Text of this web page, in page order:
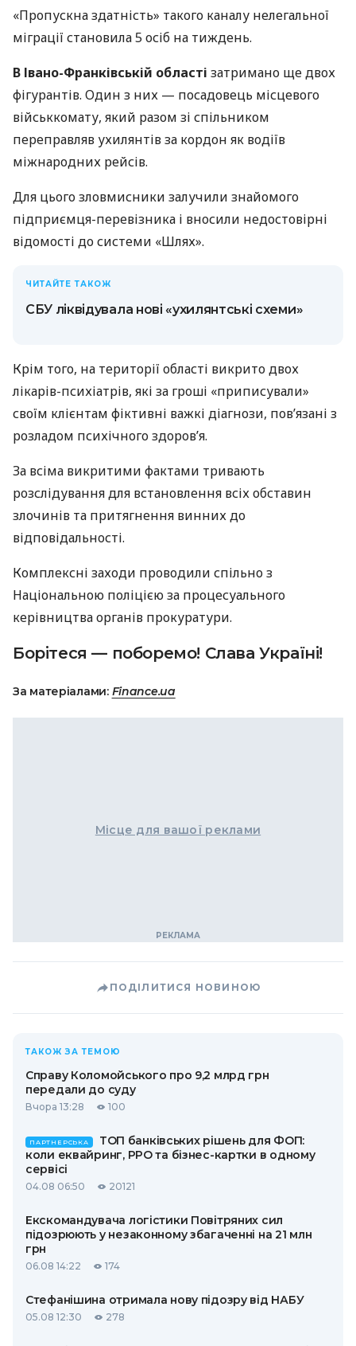
«Пропускна здатність» такого каналу нелегальної
міграції становила 5 осіб на тиждень.
В Івано-Франківській області затримано ще двох
фігурантів. Один з них — посадовець місцевого
військкомату, який разом зі спільником
переправляв ухилянтів за кордон як водіїв
міжнародних рейсів.
Для цього зловмисники залучили знайомого
підприємця-перевізника і вносили недостовірні
відомості до системи «Шлях».
ЧИТАЙТЕ ТАКОЖ
СБУ ліквідувала нові «ухилянтські схеми»
Крім того, на території області викрито двох
лікарів-психіатрів, які за гроші «приписували»
своїм клієнтам фіктивні важкі діагнози, пов’язані з
розладом психічного здоров’я.
За всіма викритими фактами тривають
розслідування для встановлення всіх обставин
злочинів та притягнення винних до
відповідальності.
Комплексні заходи проводили спільно з
Національною поліцією за процесуального
керівництва органів прокуратури.
Борітеся — поборемо! Слава Україні!
За матеріалами: Finance.ua
Місце для вашої реклами
ПОДІЛИТИСЯ НОВИНОЮ
ТАКОЖ ЗА ТЕМОЮ
Справу Коломойського про 9,2 млрд грн
передали до суду
Вчора 13:28 100
ПАРТНЕРСЬКА
ТОП банківських рішень для ФОП:
коли еквайринг, РРО та бізнес-картки в одному
сервісі
04.08 06:50 20121
Екскомандувача логістики Повітряних сил
підозрюють у незаконному збагаченні на 21 млн
грн
06.08 14:22 174
Стефанішина отримала нову підозру від НАБУ
05.08 12:30 278